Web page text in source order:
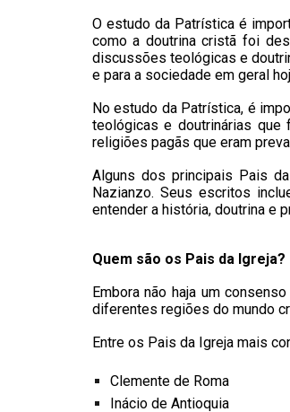
O estudo da Patrística é
como a doutrina cristã foi
discussões teológicas e
e para a sociedade em geral
No estudo da Patrística, é
teológicas e doutrinárias
religiões pagãs que eram
Alguns dos principais Pais
Nazianzo. Seus escritos
entender a história, doutrina e
Quem são os Pais da Igreja?
Embora não haja um
diferentes regiões do mundo
Entre os Pais da Igreja mais
Clemente de Roma
Inácio de Antioquia